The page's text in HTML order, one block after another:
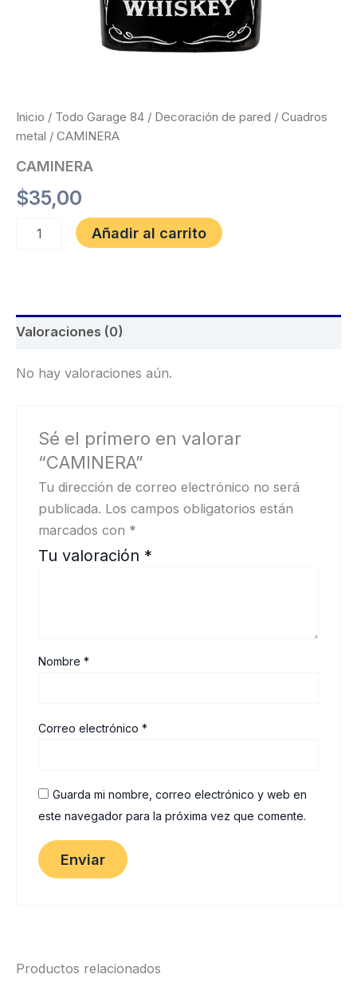
Inicio / Todo Garage 84 / Decoración de pared / Cuadros
metal / CAMINERA
CAMINERA
$35,00
Añadir al carrito
Valoraciones (0)
No hay valoraciones aún.
Sé el primero en valorar
“CAMINERA”
Tu dirección de correo electrónico no será
publicada. Los campos obligatorios están
marcados con *
Tu valoración *
Nombre*
Correo electrónico*
Guarda mi nombre, correo electrónico y web en
este navegador para la próxima vez que comente.
Productos relacionados